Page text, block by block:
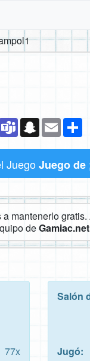
TeamsSnapchat
Email
Juego Juego de
mantenerlo
deGamiac.net
77x
Salón
Jugó: